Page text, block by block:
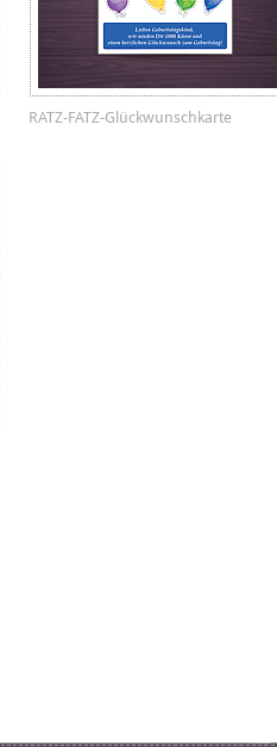
RATZ-FATZ-Glückwunschkarte